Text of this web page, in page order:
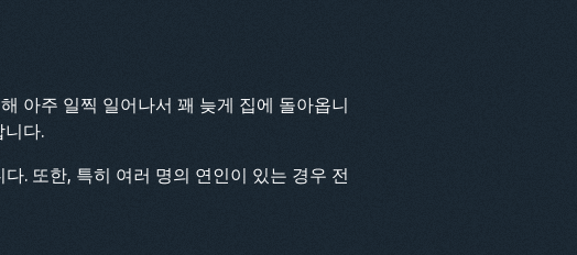
아주 일찍 일어나서 꽤 늦게 집에 돌아옵니
니다.
. 또한, 특히 여러 명의 연인이 있는 경우 전